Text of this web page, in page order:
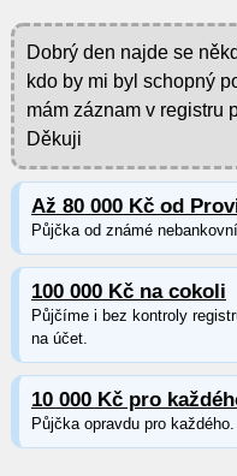
Dobrý den najde se
kdo by mi byl schopný
mám záznam v registru
Děkuji
Až 80 000 Kč od
Půjčka od známé
100 000 Kč na cokoli
Půjčíme i bez kontroly
na účet.
10 000 Kč pro
Půjčka opravdu pro každého.